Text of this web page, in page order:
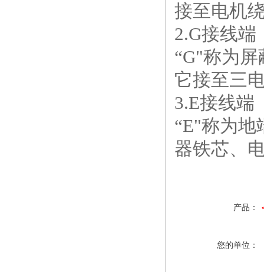
接至电机
2.G接线端
“G"称为
它接至三
3.E接线端
“E"称为地
器铁芯、
产品：
您的单位：